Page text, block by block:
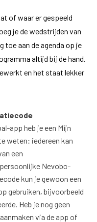
of waar er gespeeld
je de wedstrijden van
toe aan de agenda op je
altijd bij de hand.
en het staat lekker
app heb je een Mijn
weten: iedereen kan
een
Nevobo-
kun je gewoon een
gebruiken, bijvoorbeeld
Heb je nog geen
via de app of